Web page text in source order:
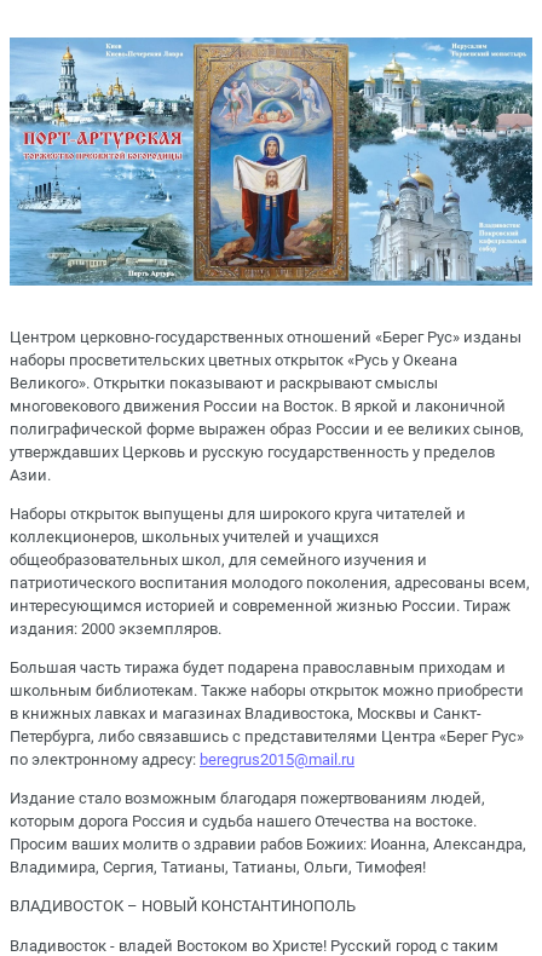
Центром церковно-государственных отношений «Берег Рус» изданы
наборы просветительских цветных открыток «Русь у Океана
Великого». Открытки показывают и раскрывают смыслы
многовекового движения России на Восток. В яркой и лаконичной
полиграфической форме выражен образ России и ее великих сынов,
утверждавших Церковь и русскую государственность у пределов
Азии.
Наборы открыток выпущены для широкого круга читателей и
коллекционеров, школьных учителей и учащихся
общеобразовательных школ, для семейного изучения и
патриотического воспитания молодого поколения, адресованы всем,
интересующимся историей и современной жизнью России. Тираж
издания: 2000 экземпляров.
Большая часть тиража будет подарена православным приходам и
школьным библиотекам. Также наборы открыток можно приобрести
в книжных лавках и магазинах Владивостока, Москвы и Санкт-
Петербурга, либо связавшись с представителями Центра «Берег Рус»
по электронному адресу: beregrus2015@mail.ru
Издание стало возможным благодаря пожертвованиям людей,
которым дорога Россия и судьба нашего Отечества на востоке.
Просим ваших молитв о здравии рабов Божиих: Иоанна, Александра,
Владимира, Сергия, Татианы, Татианы, Ольги, Тимофея!
ВЛАДИВОСТОК – НОВЫЙ КОНСТАНТИНОПОЛЬ
Владивосток - владей Востоком во Христе! Русский город с таким